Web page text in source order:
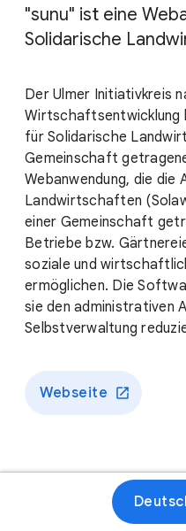
"sunu" ist eine
Solidarische
Der Ulmer Initiativkreis
für Solidarische
Gemeinschaft
Webanwendung, die die
Landwirtschaften
einer Gemeinschaft
Betriebe bzw.
soziale und
ermöglichen. Die
sie den administrativen
Selbstverwaltung
Webseite